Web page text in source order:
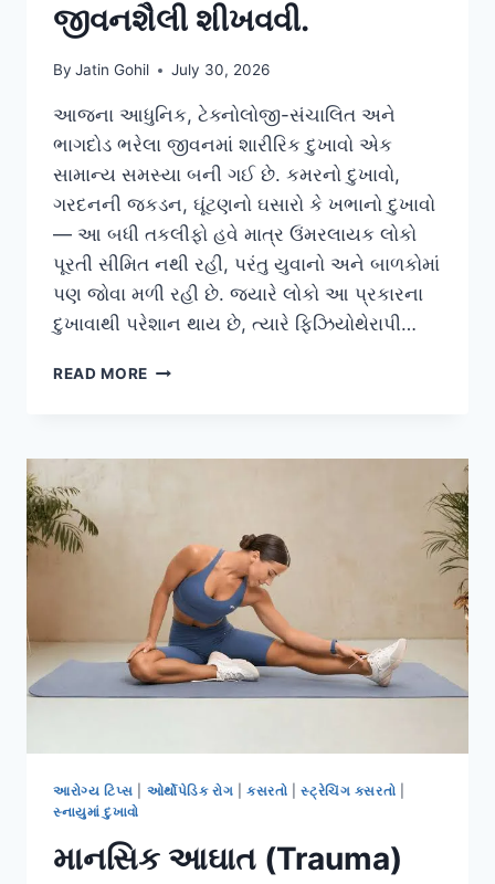
જીવનશૈલી શીખવવી.
By Jatin Gohil July 30, 2026
આજના આધુનિક, ટેક્નોલોજી-સંચાલિત અને
ભાગદોડ ભરેલા જીવનમાં શારીરિક દુખાવો એક
સામાન્ય સમસ્યા બની ગઈ છે. કમરનો દુખાવો,
ગરદનની જકડન, ઘૂંટણનો ઘસારો કે ખભાનો દુખાવો
— આ બધી તકલીફો હવે માત્ર ઉંમરલાયક લોકો
પૂરતી સીમિત નથી રહી, પરંતુ યુવાનો અને બાળકોમાં
પણ જોવા મળી રહી છે. જ્યારે લોકો આ પ્રકારના
દુખાવાથી પરેશાન થાય છે, ત્યારે ફિઝિયોથેરાપી…
READ MORE સમર્પણ
માત્ર
દર્દીને
સ્વસ્થ
જીવનશૈલી
શીખવવી.
આરોગ્ય ટિપ્સ ઓર્થોપેડિક રોગ |કસરતો |સ્ટ્રેચિંગ કસરતો
સ્નાયુમાં દુખાવો
માનસિક આઘાત (Trauma)